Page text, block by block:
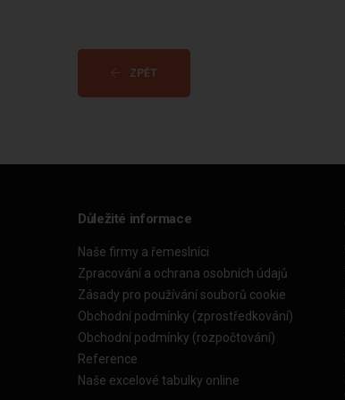
ZPĚT
Důležité informace
Naše firmy a řemeslníci
Zpracování a ochrana osobních údajů
Zásady pro používání souborů cookie
Obchodní podmínky (zprostředkování)
Obchodní podmínky (rozpočtování)
Reference
Naše excelové tabulky online